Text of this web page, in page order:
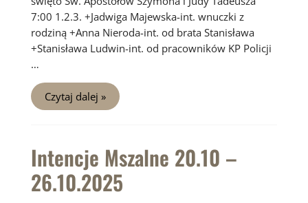
7:00 1.2.3. +Jadwiga Majewska-int. wnuczki z
rodziną +Anna Nieroda-int. od brata Stanisława
+Stanisława Ludwin-int. od pracowników KP Policji
…
Intencje
Mszalne
27.10
Czytaj dalej »
Intencje Mszalne 20.10 –
26.10.2025